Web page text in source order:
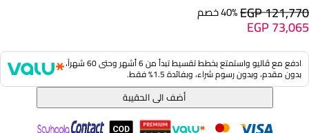
EGP 121,77040% خصم
EGP 73,065
ادفع مع ڤاليو واستمتع بخطط تقسيط تبدأ من 6 أشهر وحتى 60 شهراً،
بدون مقدم، وبدون رسوم شراء، وبفائدة 1.5% فقط.
أضف الى الحقيبة